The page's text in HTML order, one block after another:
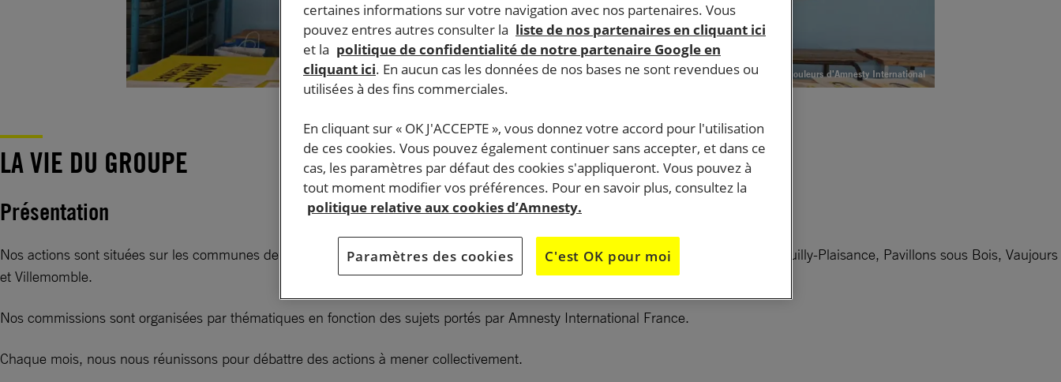
Aux couleurs d'Amnesty International
LA VIE DU GROUPE
Présentation
Nos actions sont situées sur les communes de Bondy, Clichy-sous-Bois, Coubron, Gagny, Livry-Gargan, Le Raincy, Montfermeil, Neuilly-Plaisance, Pavillons sous Bois, Vaujours
et Villemomble.
Nos commissions sont organisées par thématiques en fonction des sujets portés par Amnesty International France.
Chaque mois, nous nous réunissons pour débattre des actions à mener collectivement.
certaines informations sur votre navigation avec nos partenaires. Vous
pouvez entres autres consulter la liste de nos partenaires en cliquant ici
et la politique de confidentialité de notre partenaire Google en
cliquant ici. En aucun cas les données de nos bases ne sont revendues ou
utilisées à des fins commerciales.
En cliquant sur « OK J'ACCEPTE », vous donnez votre accord pour l'utilisation
de ces cookies. Vous pouvez également continuer sans accepter, et dans ce
cas, les paramètres par défaut des cookies s'appliqueront. Vous pouvez à
tout moment modifier vos préférences. Pour en savoir plus, consultez la
politique relative aux cookies d’Amnesty.
Paramètres des cookies C'est OK pour moi